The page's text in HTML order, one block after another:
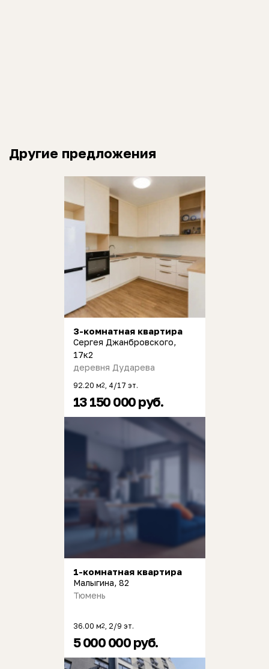
Другие предложения
3-комнатная квартира
Сергея Джанбровского,
17к2
деревня Дударева
92.20 м2 , 4/17 эт.
13 150 000 руб.
1-комнатная квартира
Малыгина, 82
Тюмень
36.00 м2 , 2/9 эт.
5 000 000 руб.